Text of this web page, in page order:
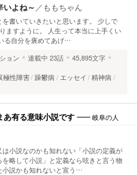
いよね～ ／ ももちゃん
書いていきたいと思います。 少しで
ますように。 人生って本当に上手くい
る自分を褒めてあげ…
ョン 連載中 23話
45,895文字
極性障害 躁鬱病 エッセイ
精神病
有る意味小説です 岐阜の人
小説なのかも知れない「小説の定義が
略して小説」と定義なら呟きと言う物
小説かも知れないと宣う…